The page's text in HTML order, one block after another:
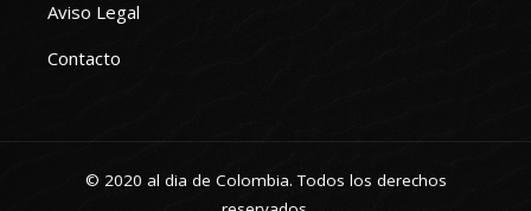
Aviso Legal
Contacto
© 2020 al dia de Colombia. Todos los derechos